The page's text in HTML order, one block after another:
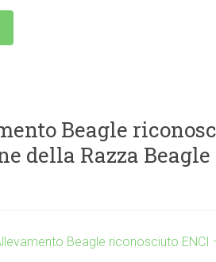
Beagle
della Razza Beagle